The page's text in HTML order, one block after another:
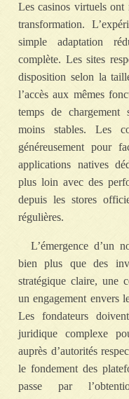
Les casinos virtuels ont
transformation.
simple adaptation
complète. Les sites
disposition selon la
l’accès aux mêmes
temps de chargement
moins stables. Les
généreusement pour
applications natives
plus loin avec des
depuis les stores
régulières.
L’émergence d’un
bien plus que des
stratégique claire, une
un engagement envers
Les fondateurs
juridique complexe
auprès d’autorités
le fondement des
passe par